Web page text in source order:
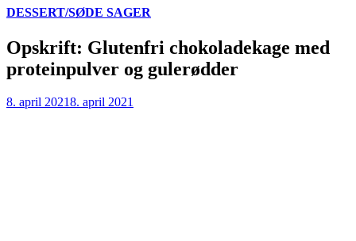
Skip
content
DESSERT/SØDE SAGER
Opskrift: Glutenfri chokoladekage med
proteinpulver og gulerødder
8. april 20218. april 2021